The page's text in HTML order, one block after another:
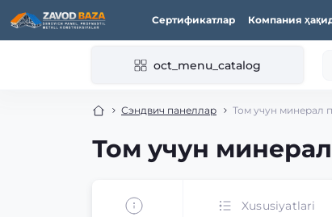
Сертификатлар Компания
oct_menu_catalog
Сэндвич панеллар Том учун минерал
Том учун
Xususiyatlari